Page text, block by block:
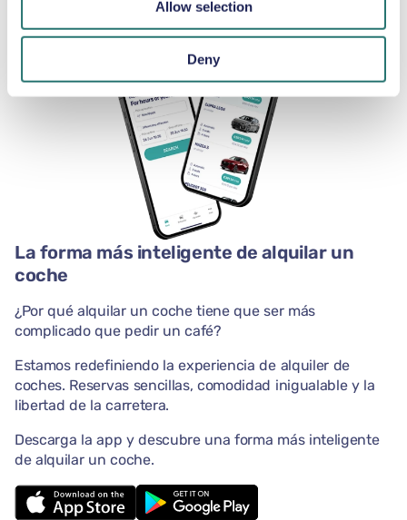
Allow selection
Deny
La forma más inteligente de alquilar un
coche
¿Por qué alquilar un coche tiene que ser más
complicado que pedir un café?
Estamos redefiniendo la experiencia de alquiler de
coches. Reservas sencillas, comodidad inigualable y la
libertad de la carretera.
Descarga la app y descubre una forma más inteligente
de alquilar un coche.